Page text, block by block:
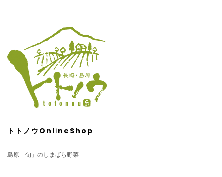
トトノウOnlineShop
島原「旬」のしまばら野菜